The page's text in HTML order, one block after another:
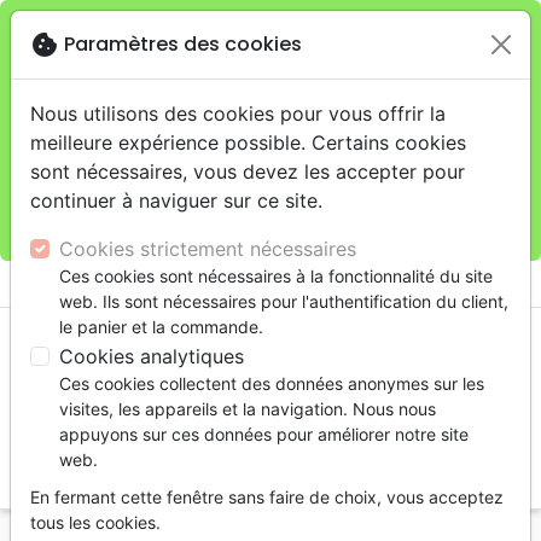
Je veux retirer ma commande au 11 rue de Rive,
Genèveclose
warningCette boutique en ligne est limitée au retrait en
magasin.
Pour les livraisons à domicile, veuillez passer vos
commandes sur la boutique La Maison de la Bible
shopping_cart
cookie Paramètres des cookies
Nous utilisons des cookies pour vous offrir la
meilleure expérience possible. Certains cookies
sont nécessaires, vous devez les accepter pour
continuer à naviguer sur ce site.
Cookies strictement nécessaires
Ces cookies sont nécessaires à la fonctionnalité du site
web. Ils sont nécessaires pour l'authentification du client,
le panier et la commande.
Cookies analytiques
Ces cookies collectent des données anonymes sur les
visites, les appareils et la navigation. Nous nous
appuyons sur ces données pour améliorer notre site
web.
En fermant cette fenêtre sans faire de choix, vous acceptez
tous les cookies.